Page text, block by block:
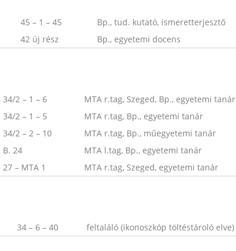
45 – 1 – 45 Bp., tud. kutató, ismeretterjesztő
42 új rész Bp., egyetemi docens
34/2 – 1 – 6 MTA r.tag, Szeged, Bp., egyetemi tanár
34/2 – 1 – 5 MTA r.tag, Bp., egyetemi tanár
34/2 – 2 – 10 MTA r.tag, Bp., műegyetemi tanár
B. 24 MTA l.tag, Bp., egyetemi tanár
27 – MTA 1 MTA r.tag, Szeged, egyetemi tanár
34 – 6 – 40 feltaláló (ikonoszkóp töltéstároló elve)